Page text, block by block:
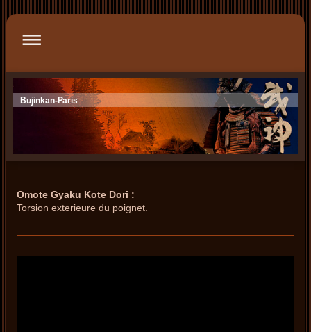
Bujinkan-Paris
Omote Gyaku Kote Dori :
Torsion exterieure du poignet.